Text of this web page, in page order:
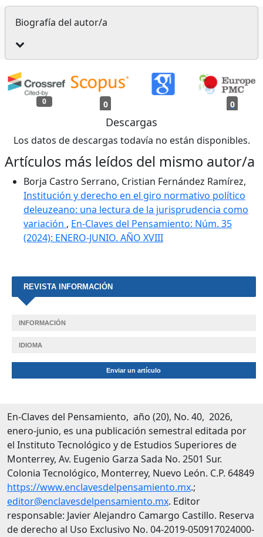
Biografía del autor/a
0 0 0
Descargas
Los datos de descargas todavía no están disponibles.
Artículos más leídos del mismo autor/a
Borja Castro Serrano, Cristian Fernández Ramírez,
Institución y derecho en el giro normativo político
deleuzeano: una lectura de la jurisprudencia como
variación , En-Claves del Pensamiento: Núm. 35
(2024): ENERO-JUNIO. AÑO XVIII
REVISTA INFORMACIÓN
INFORMACIÓN
IDIOMA
Enviar un artículo
En-Claves del Pensamiento, año (20), No. 40, 2026,
enero-junio, es una publicación semestral editada por
el Instituto Tecnológico y de Estudios Superiores de
Monterrey, Av. Eugenio Garza Sada No. 2501 Sur.
Colonia Tecnológico, Monterrey, Nuevo León. C.P. 64849
https://www.enclavesdelpensamiento.mx.;
editor@enclavesdelpensamiento.mx. Editor
responsable: Javier Alejandro Camargo Castillo. Reserva
de derecho al Uso Exclusivo No. 04-2019-050917024000-